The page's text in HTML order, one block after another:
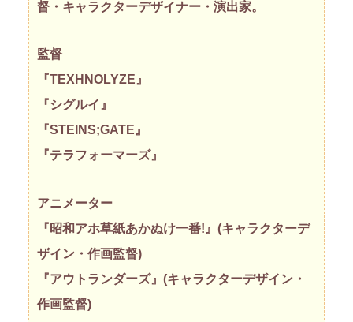
督・キャラクターデザイナー・演出家。
監督
『TEXHNOLYZE』
『シグルイ』
『STEINS;GATE』
『テラフォーマーズ』
アニメーター
『昭和アホ草紙あかぬけ一番!』(キャラクターデ
ザイン・作画監督)
『アウトランダーズ』(キャラクターデザイン・
作画監督)